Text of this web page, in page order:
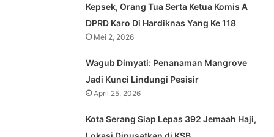
Kepsek, Orang Tua Serta Ketua Komis A
DPRD Karo Di Hardiknas Yang Ke 118
Mei 2, 2026
Wagub Dimyati: Penanaman Mangrove
Jadi Kunci Lindungi Pesisir
April 25, 2026
Kota Serang Siap Lepas 392 Jemaah Haji,